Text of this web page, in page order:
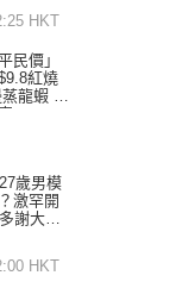
HKT
民價」
紅燒
龍蝦 3
歲男模
激罕開
謝大家
HKT